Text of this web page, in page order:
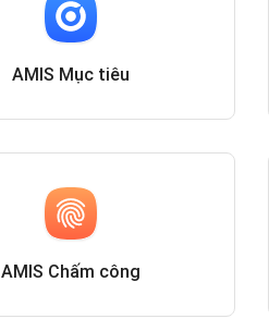
AMIS Mục tiêu
AMIS Chấm công